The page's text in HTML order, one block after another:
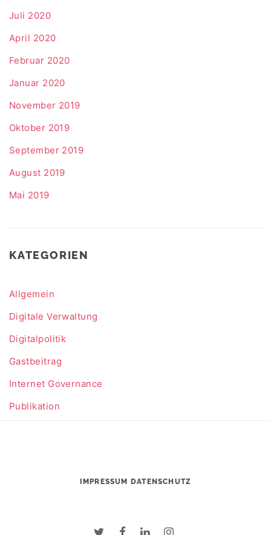
Juli 2020
April 2020
Februar 2020
Januar 2020
November 2019
Oktober 2019
September 2019
August 2019
Mai 2019
KATEGORIEN
Allgemein
Digitale Verwaltung
Digitalpolitik
Gastbeitrag
Internet Governance
Publikation
IMPRESSUM DATENSCHUTZ